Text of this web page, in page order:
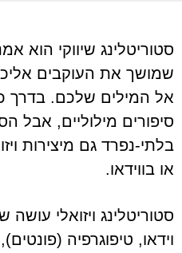
סטוריטלינג שיווקי הוא
שמושך את העוקבים
אל המילים שלכם. בדרך
סיפורים מילוליים, אבל
בלתי-נפרד גם מיצירות
או בווידאו.
סטוריטלינג ויזואלי
וידאו, טיפוגרפיה